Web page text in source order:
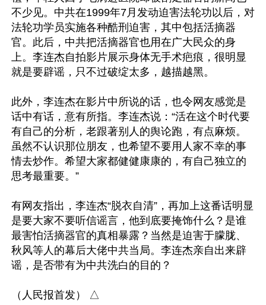
不少见。中共在1999年7月发动迫害法轮功以后，对
法轮功学员实施各种酷刑迫害，其中包括活摘器
官。此后，中共把活摘器官也用在广大民众的身
上。李连杰自拍影片展示身体无手术疤痕，很明显
就是要辟谣，只不过破绽太多，越描越黑。
此外，李连杰在影片中所说的话，也令网友感觉是
话中有话，意有所指。李连杰说：“活在这个时代要
有自己的分析，老跟著别人的舆论跑，有点麻烦。
虽然不认识那位朋友，也希望不要用人家不幸的事
情去炒作。希望大家都健健康康的，有自己独立的
思考最重要。”
有网友指出，李连杰“脱衣自清”，再加上这番话明显
是要大家不要听信谣言，他到底要掩饰什么？是谁
最害怕活摘器官的真相暴露？当然是迫害于朦胧、
秋风等人的幕后大佬中共当局。李连杰亲自出来辟
谣，是否带有为中共洗白的目的？